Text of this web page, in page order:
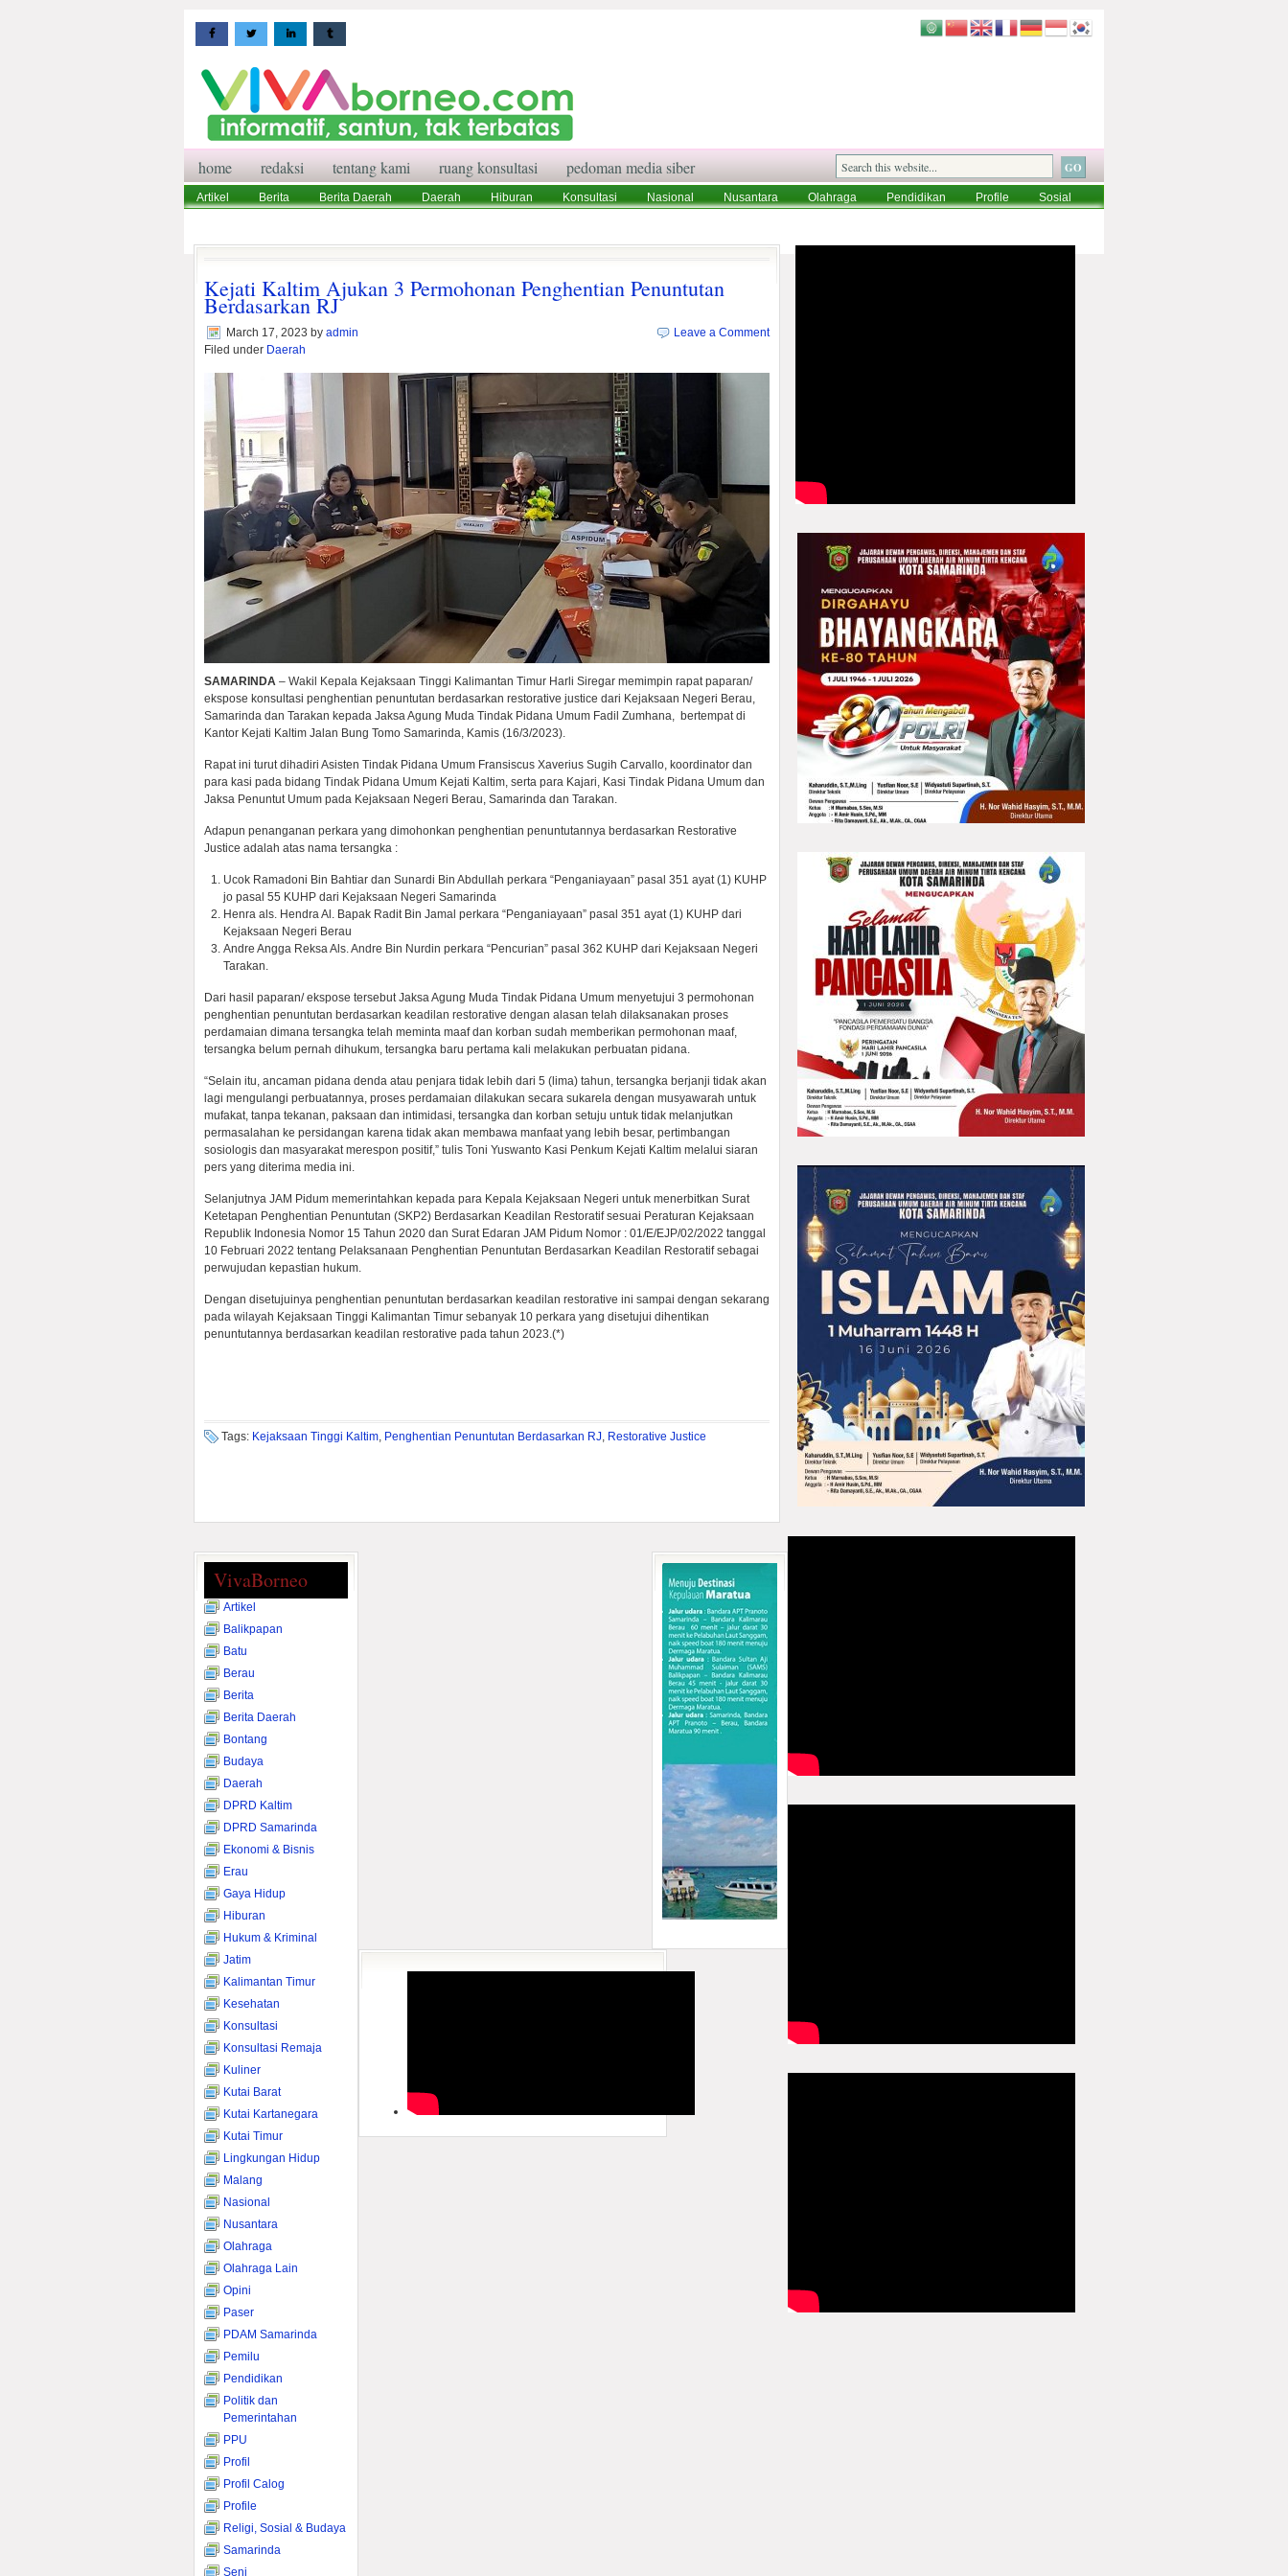
home redaksi tentang kami ruang konsultasi pedoman media siber
Artikel Berita Berita Daerah Daerah Hiburan Konsultasi Nasional Nusantara Olahraga Pendidikan Profile
Sosial
Kejati Kaltim Ajukan 3 Permohonan Penghentian Penuntutan
Berdasarkan RJ
March 17, 2023 by admin
Filed under Daerah
Leave a Comment
SAMARINDA – Wakil Kepala Kejaksaan Tinggi Kalimantan Timur Harli Siregar memimpin rapat paparan/
ekspose konsultasi penghentian penuntutan berdasarkan restorative justice dari Kejaksaan Negeri Berau,
Samarinda dan Tarakan kepada Jaksa Agung Muda Tindak Pidana Umum Fadil Zumhana, bertempat di
Kantor Kejati Kaltim Jalan Bung Tomo Samarinda, Kamis (16/3/2023).
Rapat ini turut dihadiri Asisten Tindak Pidana Umum Fransiscus Xaverius Sugih Carvallo, koordinator dan
para kasi pada bidang Tindak Pidana Umum Kejati Kaltim, serta para Kajari, Kasi Tindak Pidana Umum dan
Jaksa Penuntut Umum pada Kejaksaan Negeri Berau, Samarinda dan Tarakan.
Adapun penanganan perkara yang dimohonkan penghentian penuntutannya berdasarkan Restorative
Justice adalah atas nama tersangka :
Ucok Ramadoni Bin Bahtiar dan Sunardi Bin Abdullah perkara “Penganiayaan” pasal 351 ayat (1) KUHP
jo pasal 55 KUHP dari Kejaksaan Negeri Samarinda
Henra als. Hendra Al. Bapak Radit Bin Jamal perkara “Penganiayaan” pasal 351 ayat (1) KUHP dari
Kejaksaan Negeri Berau
Andre Angga Reksa Als. Andre Bin Nurdin perkara “Pencurian” pasal 362 KUHP dari Kejaksaan Negeri
Tarakan.
Dari hasil paparan/ ekspose tersebut Jaksa Agung Muda Tindak Pidana Umum menyetujui 3 permohonan
penghentian penuntutan berdasarkan keadilan restorative dengan alasan telah dilaksanakan proses
perdamaian dimana tersangka telah meminta maaf dan korban sudah memberikan permohonan maaf,
tersangka belum pernah dihukum, tersangka baru pertama kali melakukan perbuatan pidana.
“Selain itu, ancaman pidana denda atau penjara tidak lebih dari 5 (lima) tahun, tersangka berjanji tidak akan
lagi mengulangi perbuatannya, proses perdamaian dilakukan secara sukarela dengan musyawarah untuk
mufakat, tanpa tekanan, paksaan dan intimidasi, tersangka dan korban setuju untuk tidak melanjutkan
permasalahan ke persidangan karena tidak akan membawa manfaat yang lebih besar, pertimbangan
sosiologis dan masyarakat merespon positif,” tulis Toni Yuswanto Kasi Penkum Kejati Kaltim melalui siaran
pers yang diterima media ini.
Selanjutnya JAM Pidum memerintahkan kepada para Kepala Kejaksaan Negeri untuk menerbitkan Surat
Ketetapan Penghentian Penuntutan (SKP2) Berdasarkan Keadilan Restoratif sesuai Peraturan Kejaksaan
Republik Indonesia Nomor 15 Tahun 2020 dan Surat Edaran JAM Pidum Nomor : 01/E/EJP/02/2022 tanggal
10 Februari 2022 tentang Pelaksanaan Penghentian Penuntutan Berdasarkan Keadilan Restoratif sebagai
perwujudan kepastian hukum.
Dengan disetujuinya penghentian penuntutan berdasarkan keadilan restorative ini sampai dengan sekarang
pada wilayah Kejaksaan Tinggi Kalimantan Timur sebanyak 10 perkara yang disetujui dihentikan
penuntutannya berdasarkan keadilan restorative pada tahun 2023.(*)
Tags: Kejaksaan Tinggi Kaltim, Penghentian Penuntutan Berdasarkan RJ, Restorative Justice
VivaBorneo
Artikel
Balikpapan
Batu
Berau
Berita
Berita Daerah
Bontang
Budaya
Daerah
DPRD Kaltim
DPRD Samarinda
Ekonomi & Bisnis
Erau
Gaya Hidup
Hiburan
Hukum & Kriminal
Jatim
Kalimantan Timur
Kesehatan
Konsultasi
Konsultasi Remaja
Kuliner
Kutai Barat
Kutai Kartanegara
Kutai Timur
Lingkungan Hidup
Malang
Nasional
Nusantara
Olahraga
Olahraga Lain
Opini
Paser
PDAM Samarinda
Pemilu
Pendidikan
Politik dan
Pemerintahan
PPU
Profil
Profil Calog
Profile
Religi, Sosial & Budaya
Samarinda
Seni